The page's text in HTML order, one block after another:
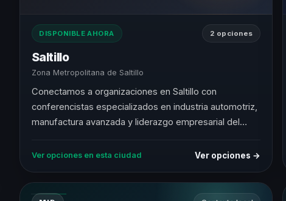
DISPONIBLE AHORA 2 opciones
Saltillo
Zona Metropolitana de Saltillo
Conectamos a organizaciones en Saltillo con
conferencistas especializados en industria automotriz,
manufactura avanzada y liderazgo empresarial del
Ver opciones en esta ciudad Ver opciones →